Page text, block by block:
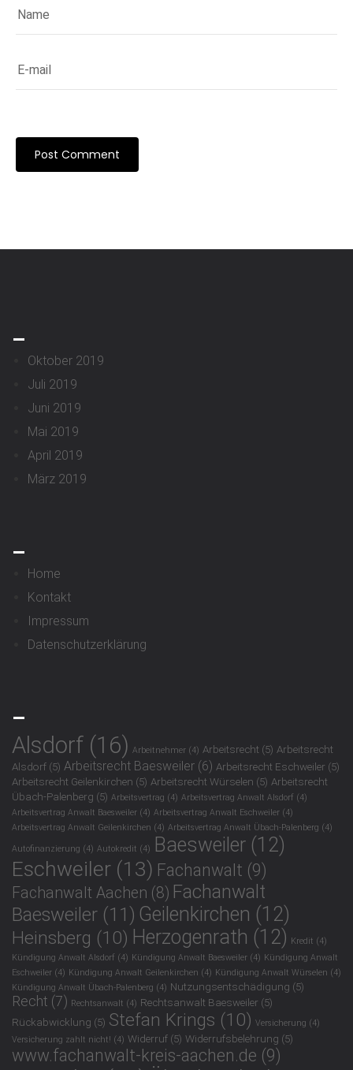
Oktober 2019
Juli 2019
Juni 2019
Mai 2019
April 2019
März 2019
Home
Kontakt
Impressum
Datenschutzerklärung
Alsdorf (16) Arbeitnehmer (4) Arbeitsrecht (5) Arbeitsrecht
Alsdorf (5) Arbeitsrecht Baesweiler (6) Arbeitsrecht Eschweiler (5)
Arbeitsrecht Geilenkirchen (5) Arbeitsrecht Würselen (5) Arbeitsrecht
Übach-Palenberg (5) Arbeitsvertrag (4) Arbeitsvertrag Anwalt Alsdorf (4)
Arbeitsvertrag Anwalt Baesweiler (4) Arbeitsvertrag Anwalt Eschweiler (4)
Arbeitsvertrag Anwalt Geilenkirchen (4) Arbeitsvertrag Anwalt Übach-Palenberg (4)
Autofinanzierung (4) Autokredit (4) Baesweiler (12)
Eschweiler (13) Fachanwalt (9)
Fachanwalt Aachen (8) Fachanwalt
Baesweiler (11) Geilenkirchen (12)
Heinsberg (10) Herzogenrath (12) Kredit (4)
Kündigung Anwalt Alsdorf (4) Kündigung Anwalt Baesweiler (4) Kündigung Anwalt
Eschweiler (4) Kündigung Anwalt Geilenkirchen (4) Kündigung Anwalt Würselen (4)
Kündigung Anwalt Übach-Palenberg (4) Nutzungsentschädigung (5)
Recht (7) Rechtsanwalt (4) Rechtsanwalt Baesweiler (5)
Rückabwicklung (5) Stefan Krings (10) Versicherung (4)
Versicherung zahlt nicht! (4) Widerruf (5) Widerrufsbelehrung (5)
www.fachanwalt-kreis-aachen.de (9)